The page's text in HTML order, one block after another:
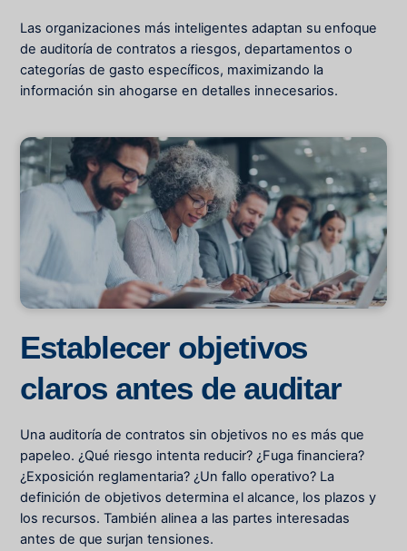
Las organizaciones más inteligentes adaptan su enfoque
de auditoría de contratos a riesgos, departamentos o
categorías de gasto específicos, maximizando la
información sin ahogarse en detalles innecesarios.
Establecer objetivos
claros antes de auditar
Una auditoría de contratos sin objetivos no es más que
papeleo. ¿Qué riesgo intenta reducir? ¿Fuga financiera?
¿Exposición reglamentaria? ¿Un fallo operativo? La
definición de objetivos determina el alcance, los plazos y
los recursos. También alinea a las partes interesadas
antes de que surjan tensiones.